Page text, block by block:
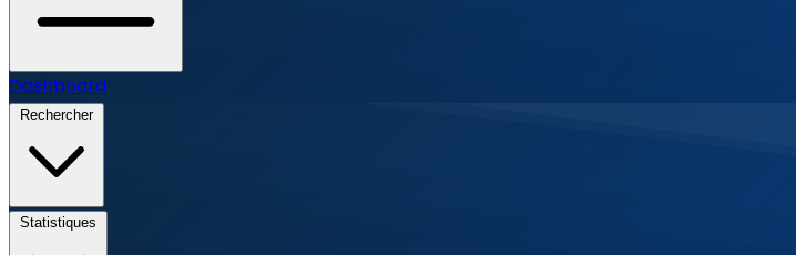
Dashboard
Rechercher
Statistiques